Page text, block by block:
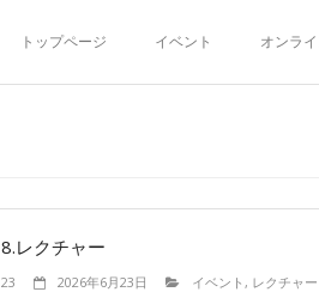
トップページ イベント オンラ
レクチャー
2026年6月23日 イベント , レクチャー